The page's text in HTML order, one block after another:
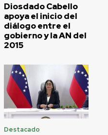
Diosdado Cabello
apoya el inicio del
diálogo entre el
gobierno y la AN del
2015
Destacado